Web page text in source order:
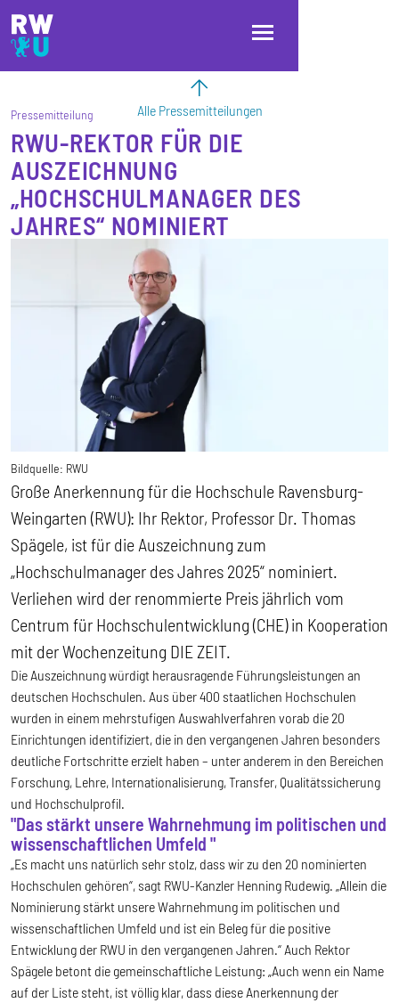
Direkt zum Inhalt
Direkt zur Hauptnavigation
Direkt zum Fußbereich
Alle Pressemitteilungen
Pressemitteilung
RWU-REKTOR FÜR DIE
AUSZEICHNUNG
„HOCHSCHULMANAGER DES
JAHRES“ NOMINIERT
Bildquelle: RWU
Große Anerkennung für die Hochschule Ravensburg-
Weingarten (RWU): Ihr Rektor, Professor Dr. Thomas
Spägele, ist für die Auszeichnung zum
„Hochschulmanager des Jahres 2025“ nominiert.
Verliehen wird der renommierte Preis jährlich vom
Centrum für Hochschulentwicklung (CHE) in Kooperation
mit der Wochenzeitung DIE ZEIT.
Die Auszeichnung würdigt herausragende Führungsleistungen an
deutschen Hochschulen. Aus über 400 staatlichen Hochschulen
wurden in einem mehrstufigen Auswahlverfahren vorab die 20
Einrichtungen identifiziert, die in den vergangenen Jahren besonders
deutliche Fortschritte erzielt haben – unter anderem in den Bereichen
Forschung, Lehre, Internationalisierung, Transfer, Qualitätssicherung
und Hochschulprofil.
"Das stärkt unsere Wahrnehmung im politischen und
wissenschaftlichen Umfeld "
„Es macht uns natürlich sehr stolz, dass wir zu den 20 nominierten
Hochschulen gehören“, sagt RWU-Kanzler Henning Rudewig. „Allein die
Nominierung stärkt unsere Wahrnehmung im politischen und
wissenschaftlichen Umfeld und ist ein Beleg für die positive
Entwicklung der RWU in den vergangenen Jahren.“ Auch Rektor
Spägele betont die gemeinschaftliche Leistung: „Auch wenn ein Name
auf der Liste steht, ist völlig klar, dass diese Anerkennung der